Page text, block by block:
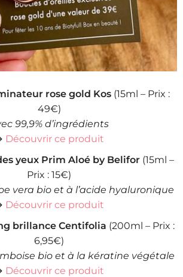
rose gold Kos (15ml – Prix :
49€)
99,9% d’ingrédients
Découvrir ce produit
yeux Prim Aloé by Belifor (15ml –
Prix : 15€)
vera bio et à l’acide hyaluronique
Découvrir ce produit
brillance Centifolia (200ml – Prix :
6,95€)
bio et à la kératine végétale
Découvrir ce produit